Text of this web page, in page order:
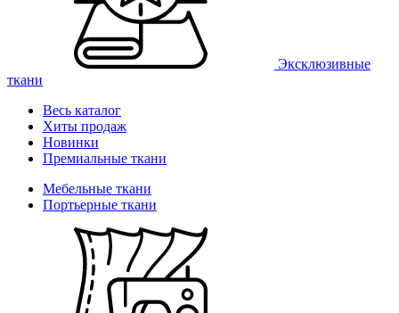
Эксклюзивные
ткани
Весь каталог
Хиты продаж
Новинки
Премиальные ткани
Мебельные ткани
Портьерные ткани